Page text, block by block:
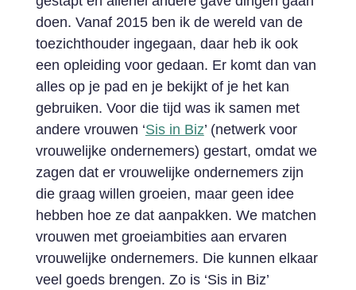
doen. Vanaf 2015 ben ik de wereld van de
toezichthouder ingegaan, daar heb ik ook
een opleiding voor gedaan. Er komt dan van
alles op je pad en je bekijkt of je het kan
gebruiken. Voor die tijd was ik samen met
andere vrouwen ‘Sis in Biz’ (netwerk voor
vrouwelijke ondernemers) gestart, omdat we
zagen dat er vrouwelijke ondernemers zijn
die graag willen groeien, maar geen idee
hebben hoe ze dat aanpakken. We matchen
vrouwen met groeiambities aan ervaren
vrouwelijke ondernemers. Die kunnen elkaar
veel goeds brengen. Zo is ‘Sis in Biz’